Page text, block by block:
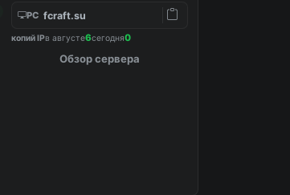
PC fcraft.su
копий IPв августе6сегодня0
Обзор сервера